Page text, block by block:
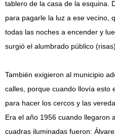
tablero de la casa de la esquina.
para pagarle la luz a ese vecino,
todas las noches a encender y
surgió el alumbrado público
También exigieron al municipio
calles, porque cuando llovía esto
para hacer los cercos y las
Era el año 1956 cuando llegaron
cuadras iluminadas fueron: